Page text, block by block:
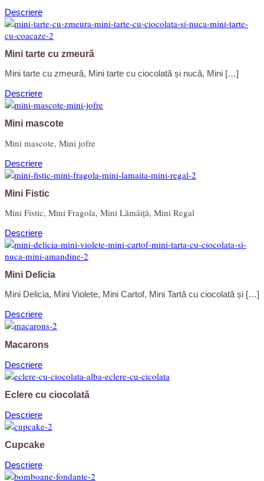
Descriere
Mini tarte cu zmeură
Mini tarte cu zmeură, Mini tarte cu ciocolată și nucă, Mini […]
Descriere
Mini mascote
Mini mascote, Mini jofre
Descriere
Mini Fistic
Mini Fistic, Mini Fragola, Mini Lămâiță, Mini Regal
Descriere
Mini Delicia
Mini Delicia, Mini Violete, Mini Cartof, Mini Tartă cu ciocolată și […]
Descriere
Macarons
Descriere
Eclere cu ciocolată
Descriere
Cupcake
Descriere